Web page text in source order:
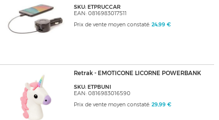
SKU: ETPRUCCAR
EAN: 0816983017511
Prix de vente moyen constaté: 24,99 €
Retrak - EMOTICONE LICORNE POWERBANK
SKU: ETPBUNI
EAN: 0816983016590
Prix de vente moyen constaté: 29,99 €